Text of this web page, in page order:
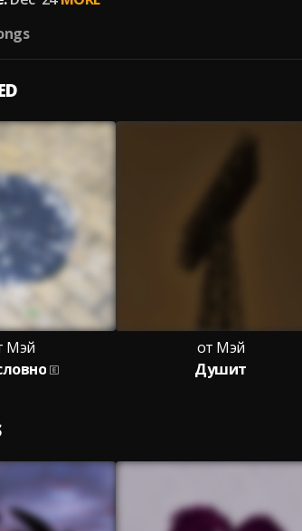
Мэй
от Мэй
Душит